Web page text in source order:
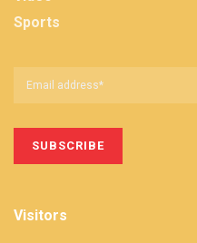
Sports
Visitors